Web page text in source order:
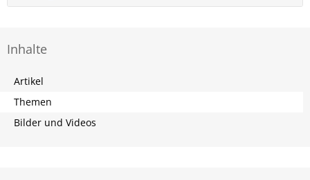
Inhalte
Artikel
Themen
Bilder und Videos